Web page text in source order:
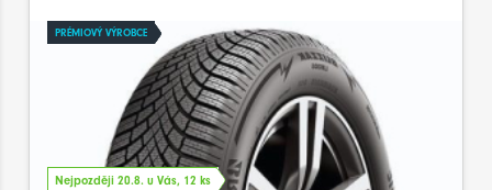
PRÉMIOVÝ VÝROBCE
Nejpozději 20.8. u Vás, 12 ks